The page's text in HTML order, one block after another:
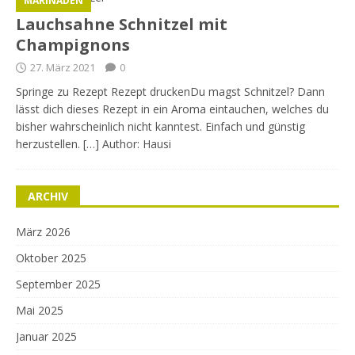
Lauchsahne Schnitzel mit
Champignons
27. März 2021 0
Springe zu Rezept Rezept druckenDu magst Schnitzel? Dann
lässt dich dieses Rezept in ein Aroma eintauchen, welches du
bisher wahrscheinlich nicht kanntest. Einfach und günstig
herzustellen. […] Author: Hausi
ARCHIV
März 2026
Oktober 2025
September 2025
Mai 2025
Januar 2025